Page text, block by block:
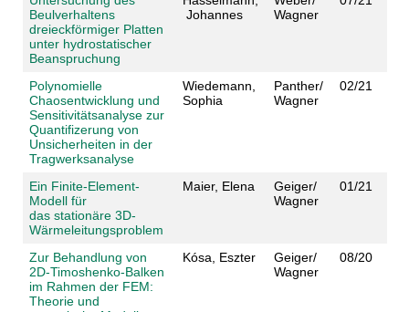
Beulverhaltens
dreieckförmiger Platten
unter hydrostatischer
Beanspruchung
Johannes
Wagner
Polynomielle
Chaosentwicklung und
Sensitivitätsanalyse zur
Quantifizerung von
Unsicherheiten in der
Tragwerksanalyse
Wiedemann,
Sophia
Panther/
Wagner
02/21
Ein Finite-Element-
Modell für
das stationäre 3D-
Wärmeleitungsproblem
Maier, Elena
Geiger/
Wagner
01/21
Zur Behandlung von
2D-Timoshenko-Balken
im Rahmen der FEM:
Theorie und
Kósa, Eszter
Geiger/
Wagner
08/20